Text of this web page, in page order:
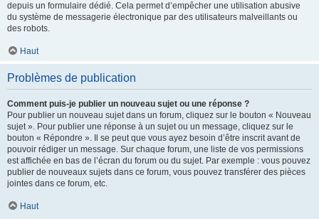
depuis un formulaire dédié. Cela permet d’empêcher une utilisation abusive
du système de messagerie électronique par des utilisateurs malveillants ou
des robots.
Haut
Problèmes de publication
Comment puis-je publier un nouveau sujet ou une réponse ?
Pour publier un nouveau sujet dans un forum, cliquez sur le bouton « Nouveau
sujet ». Pour publier une réponse à un sujet ou un message, cliquez sur le
bouton « Répondre ». Il se peut que vous ayez besoin d’être inscrit avant de
pouvoir rédiger un message. Sur chaque forum, une liste de vos permissions
est affichée en bas de l’écran du forum ou du sujet. Par exemple : vous pouvez
publier de nouveaux sujets dans ce forum, vous pouvez transférer des pièces
jointes dans ce forum, etc.
Haut